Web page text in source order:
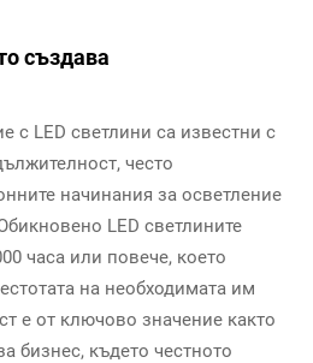
създава
с LED светлини са известни с
често
начинания за осветление
LED светлините
часа или повече, което
на необходимата им
е от ключово значение както
бизнес, където честното